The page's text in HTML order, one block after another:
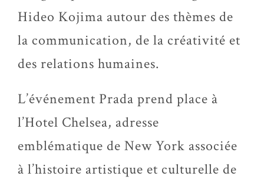
Hideo Kojima autour des thèmes de
la communication, de la créativité et
des relations humaines.
L’événement Prada prend place à
l’Hotel Chelsea, adresse
emblématique de New York associée
à l’histoire artistique et culturelle de